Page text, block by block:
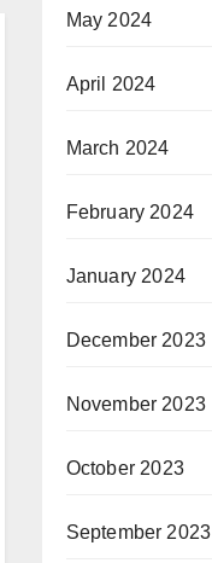
May 2024
April 2024
March 2024
February 2024
January 2024
December 2023
November 2023
October 2023
September 2023